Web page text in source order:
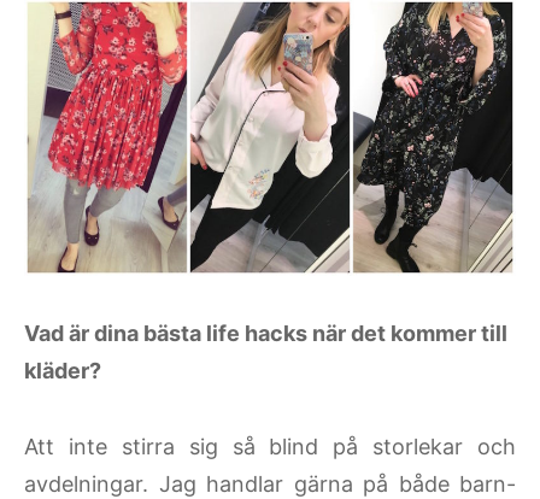
Vad är dina bästa life hacks när det kommer till
kläder?
Att inte stirra sig så blind på storlekar och
avdelningar. Jag handlar gärna på både barn-